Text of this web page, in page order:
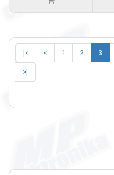
|< < 1 2 3
>|